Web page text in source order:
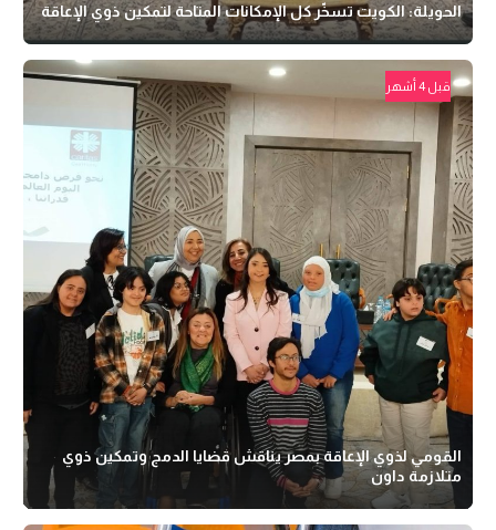
الحويلة: الكويت تسخّر كل الإمكانات المتاحة لتمكين ذوي الإعاقة
قبل 4 أشهر
القومي لذوي الإعاقة بمصر يناقش قضايا الدمج وتمكين ذوي
متلازمة داون